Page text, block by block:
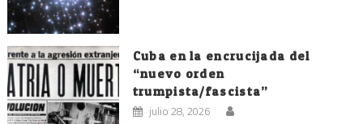
Cuba en la encrucijada del
“nuevo orden
trumpista/fascista”
julio 28, 2026